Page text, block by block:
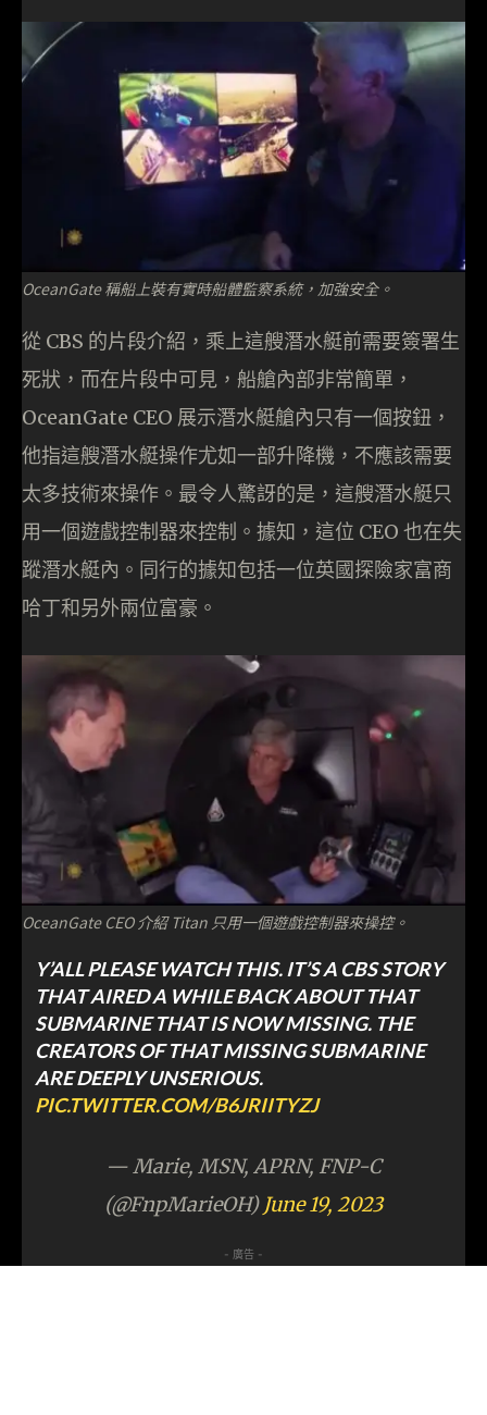
OceanGate 稱船上裝有實時船體監察系統，加強安全。
從 CBS 的片段介紹，乘上這艘潛水艇前需要簽署生
死狀，而在片段中可見，船艙內部非常簡單，
OceanGate CEO 展示潛水艇艙內只有一個按鈕，
他指這艘潛水艇操作尤如一部升降機，不應該需要
太多技術來操作。最令人驚訝的是，這艘潛水艇只
用一個遊戲控制器來控制。據知，這位 CEO 也在失
蹤潛水艇內。同行的據知包括一位英國探險家富商
哈丁和另外兩位富豪。
OceanGate CEO 介紹 Titan 只用一個遊戲控制器來操控。
Y’ALL PLEASE WATCH THIS. IT’S A CBS STORY
THAT AIRED A WHILE BACK ABOUT THAT
SUBMARINE THAT IS NOW MISSING. THE
CREATORS OF THAT MISSING SUBMARINE
ARE DEEPLY UNSERIOUS.
PIC.TWITTER.COM/B6JRIITYZJ
— Marie, MSN, APRN, FNP-C
(@FnpMarieOH) June 19, 2023
- 廣告 -